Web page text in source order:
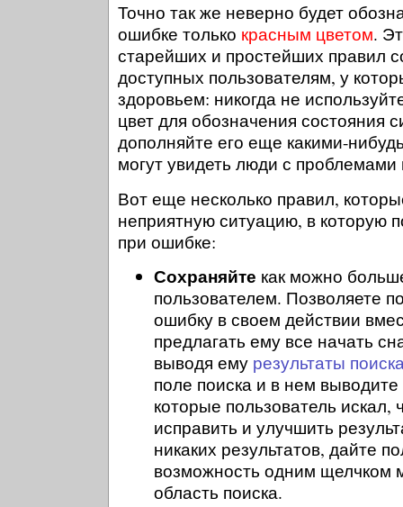
Точно так же неверно будет
ошибке только красным цветом.
старейших и простейших правил
доступных пользователям, у
здоровьем: никогда не
цвет для обозначения состояния
дополняйте его еще какими-
могут увидеть люди с проблемами
Вот еще несколько правил,
неприятную ситуацию, в которую
при ошибке:
Сохраняйте как можно
пользователем. Позволяете
ошибку в своем действии
предлагать ему все начать
выводя ему результаты
поле поиска и в нем
которые пользователь искал,
исправить и улучшить
никаких результатов, дайте
возможность одним
область поиска.